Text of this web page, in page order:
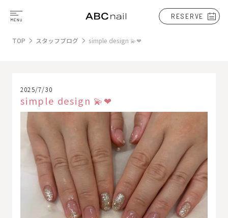
RESERVE
TOP スタッフブログ simple design 💫❤
2025/7/30
simple design 💫❤